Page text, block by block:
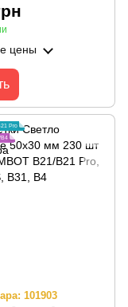
Pro, B1, B3S, B31,
цены
Pro
B4
101903